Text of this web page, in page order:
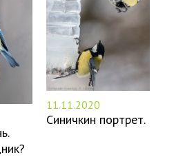
11.11.2020
Синичкин портрет.